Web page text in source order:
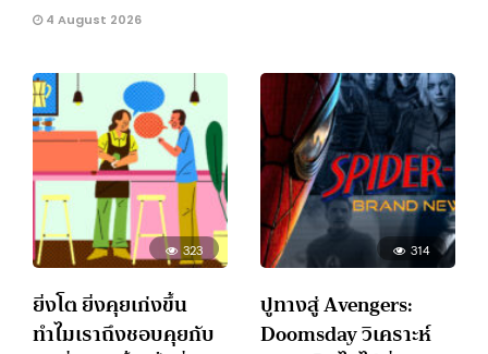
4 August 2026
323
ยิ่งโต ยิ่งคุยเก่งขึ้น
ทำไมเราถึงชอบคุยกับ
314
ปูทางสู่ Avengers:
Doomsday วิเคราะห์